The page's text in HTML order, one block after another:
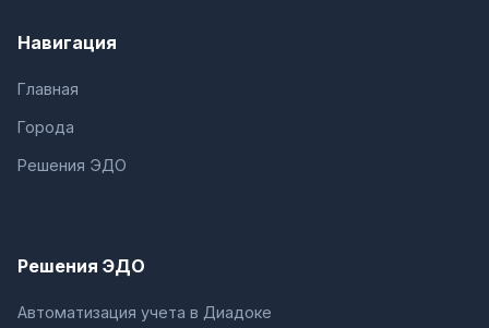
Навигация
Главная
Города
Решения ЭДО
Решения ЭДО
Автоматизация учета в Диадоке